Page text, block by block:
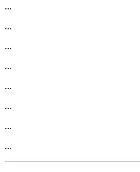
...
...
...
...
...
...
...
...